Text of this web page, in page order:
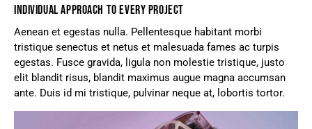
INDIVIDUAL APPROACH TO EVERY PROJECT
Aenean et egestas nulla. Pellentesque habitant morbi
tristique senectus et netus et malesuada fames ac turpis
egestas. Fusce gravida, ligula non molestie tristique, justo
elit blandit risus, blandit maximus augue magna accumsan
ante. Duis id mi tristique, pulvinar neque at, lobortis tortor.